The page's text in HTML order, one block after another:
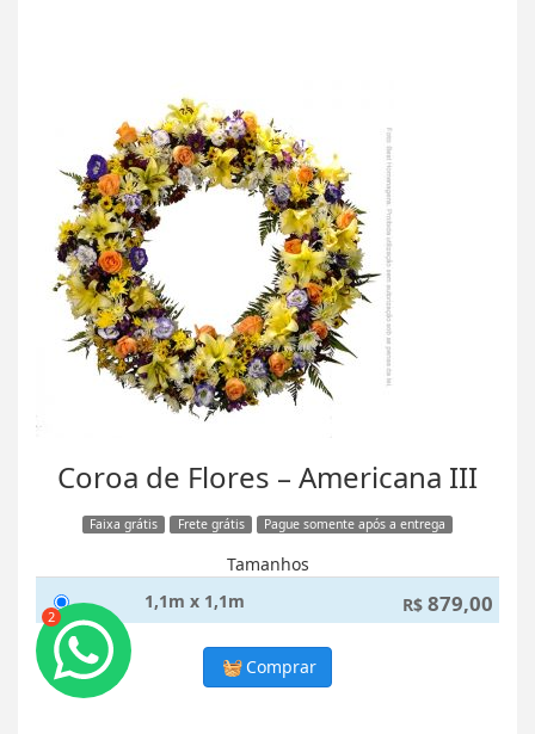
2
Coroa de Flores – Americana III
Faixa grátis Frete grátis Pague somente após a entrega
Tamanhos
1,1m x 1,1m
R$ 879,00
Comprar